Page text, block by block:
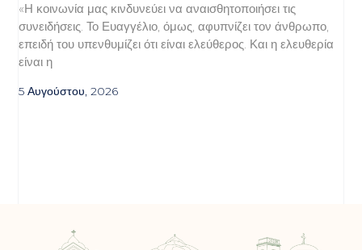
«Η κοινωνία μας κινδυνεύει να αναισθητοποιήσει τις
συνειδήσεις. Το Ευαγγέλιο, όμως, αφυπνίζει τον άνθρωπο,
επειδή του υπενθυμίζει ότι είναι ελεύθερος. Και η ελευθερία
είναι η
5 Αυγούστου, 2026